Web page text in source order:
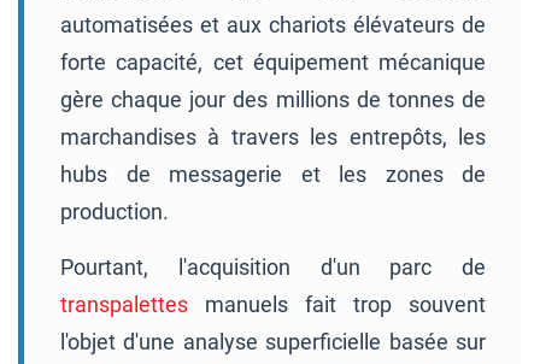
automatisées et aux chariots élévateurs de
forte capacité, cet équipement mécanique
gère chaque jour des millions de tonnes de
marchandises à travers les entrepôts, les
hubs de messagerie et les zones de
production.
Pourtant, l'acquisition d'un parc de
transpalettes manuels fait trop souvent
l'objet d'une analyse superficielle basée sur